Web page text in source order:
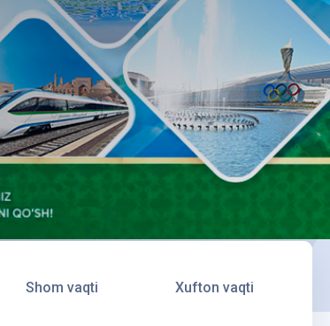
Shom vaqti Xufton vaqti